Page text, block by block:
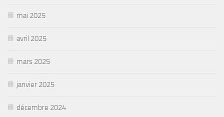
mai 2025
avril 2025
mars 2025
janvier 2025
décembre 2024